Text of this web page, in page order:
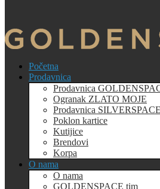
Početna
Prodavnica
Prodavnica
Ogranak ZLATO MOJE
Prodavnica SILVERSPACE
Poklon kartice
Kutijice
Brendovi
Korpa
O nama
O nama
GOLDENSPACE tim